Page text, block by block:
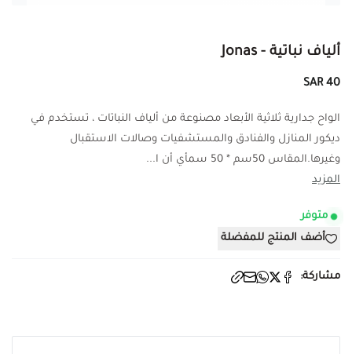
ألياف نباتية - Jonas
40 SAR
الواح جدارية ثلاثية الأبعاد مصنوعة من ألياف النباتات ، تستخدم في
ديكور المنازل والفنادق والمستشفيات وصالات الاستقبال
وغيرها.المقاس 50سم * 50 سمأي أن ا...
المزيد
متوفر
أضف المنتج للمفضلة
مشاركة: